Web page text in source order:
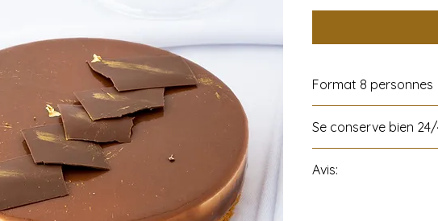
Format 8 personnes
Se conserve bien
Avis: